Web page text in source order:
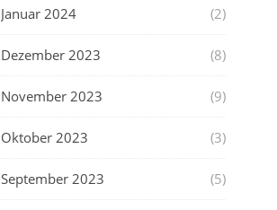
Januar 2024 (2)
Dezember 2023 (8)
November 2023 (9)
Oktober 2023 (3)
September 2023 (5)